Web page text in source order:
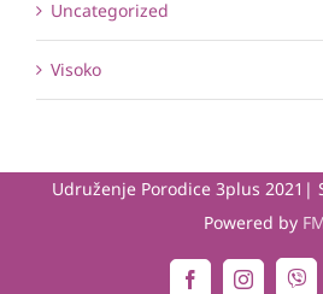
Uncategorized
Visoko
Udruženje Porodice 3plus 2021|
Powered by
FacebookInstagram